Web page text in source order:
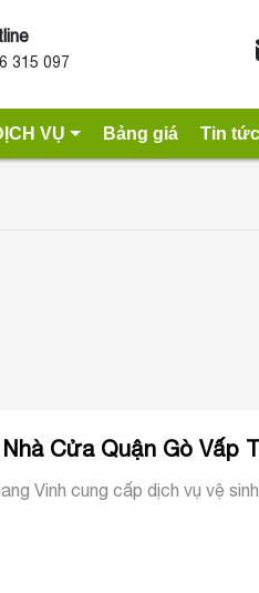
315 097
VỤ Bảng giá Tin tức
Cửa Quận Gò Vấp
Vinh cung cấp dịch vụ vệ